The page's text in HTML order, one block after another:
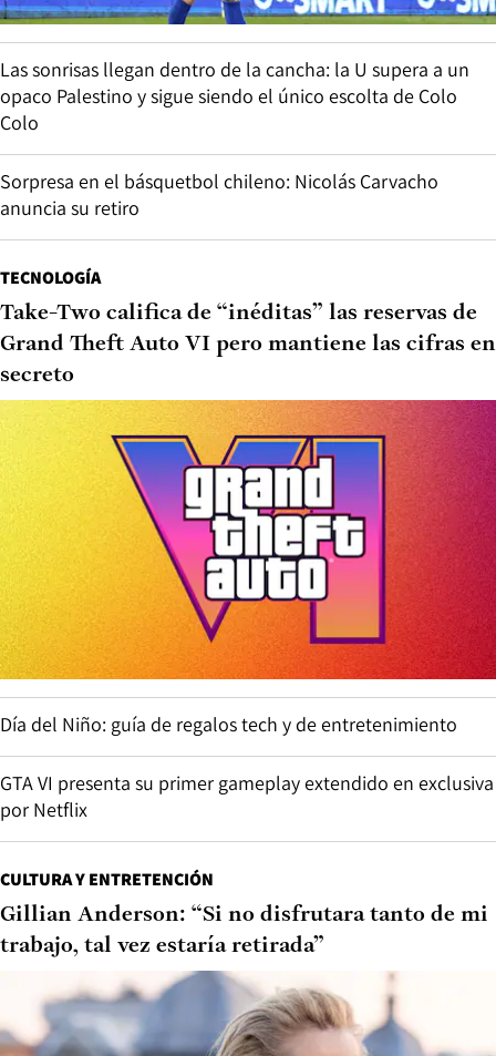
Las sonrisas llegan dentro de la cancha: la U supera a un
opaco Palestino y sigue siendo el único escolta de Colo
Colo
Sorpresa en el básquetbol chileno: Nicolás Carvacho
anuncia su retiro
TECNOLOGÍA
Take-Two califica de “inéditas” las reservas de
Grand Theft Auto VI pero mantiene las cifras en
secreto
Día del Niño: guía de regalos tech y de entretenimiento
GTA VI presenta su primer gameplay extendido en exclusiva
por Netflix
CULTURA Y ENTRETENCIÓN
Gillian Anderson: “Si no disfrutara tanto de mi
trabajo, tal vez estaría retirada”